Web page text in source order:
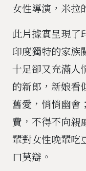
女性導演，米拉
此片據實呈現了
印度獨特的家
十足卻又充滿人
的新郎，新娘看
舊愛，悄悄幽會
費，不得不向親
輩對女性晚輩吃
口莫辯。